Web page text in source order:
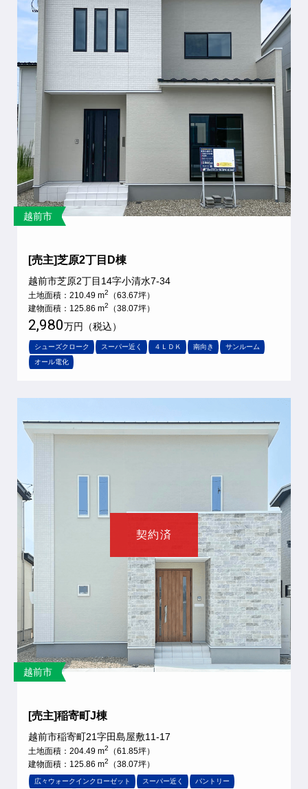
越前市
[売主]芝原2丁目D棟
越前市芝原2丁目14字小清水7-34
土地面積：210.49 m2
（63.67坪）
建物面積：125.86 m2 （38.07坪）
2,980万円（税込）
シューズクローク スーパー近く ４ＬＤＫ 南向き
サンルーム
オール電化
契約済
越前市
[売主]稲寄町J棟
越前市稲寄町21字田島屋敷11-17
土地面積：204.49 m2
（61.85坪）
建物面積：125.86 m2 （38.07坪）
広々ウォークインクローゼット スーパー近く
パントリー